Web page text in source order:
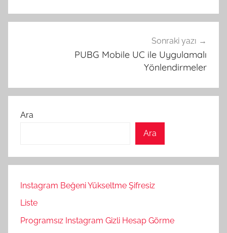
Sonraki yazı
PUBG Mobile UC ile Uygulamalı
Yönlendirmeler
Ara
Ara
Instagram Beğeni Yükseltme Şifresiz
Liste
Programsız Instagram Gizli Hesap Görme